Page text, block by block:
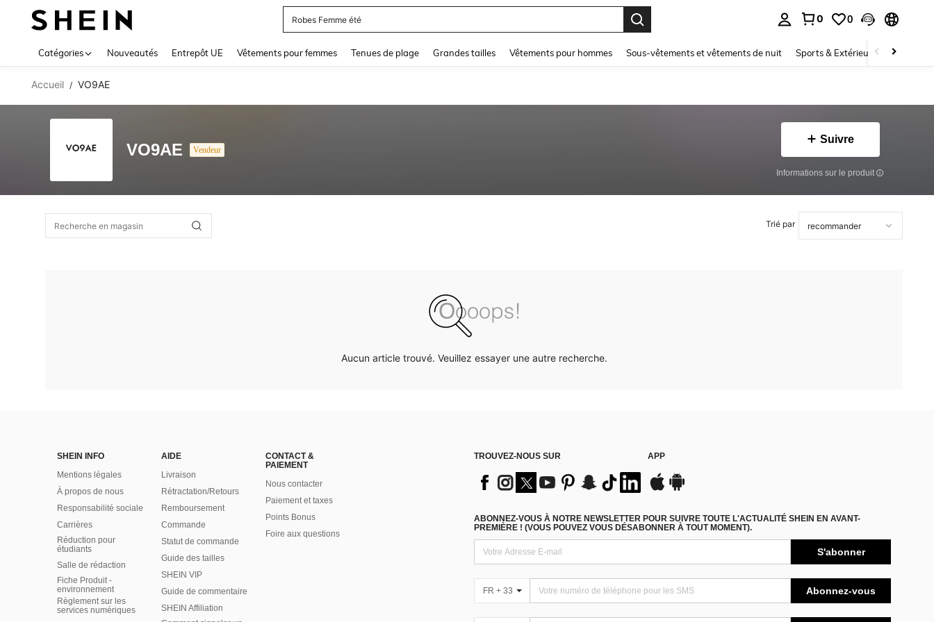
Robes Femme été
0 0
Catégories Nouveautés Entrepôt UE Vêtements pour femmes Tenues de plage Grandes tailles Vêtements pour hommes Sous-vêtements et vêtements de nuit Sports & Extérieur Enfants
Accueil / VO9AE
VO9AE Vendeur
Suivre
Informations sur le produit
Trié par
Aucun article trouvé. Veuillez essayer une autre recherche.
SHEIN INFO
Mentions légales
À propos de nous
Responsabilité sociale
Carrières
Réduction pour
étudiants
Salle de rédaction
Fiche Produit -
environnement
Règlement sur les
services numériques
AIDE
Livraison
Rétractation/Retours
Remboursement
Commande
Statut de commande
Guide des tailles
SHEIN VIP
Guide de commentaire
SHEIN Affiliation
CONTACT &
PAIEMENT
Nous contacter
Paiement et taxes
Points Bonus
Foire aux questions
TROUVEZ-NOUS SUR APP
ABONNEZ-VOUS À NOTRE NEWSLETTER POUR SUIVRE TOUTE L'ACTUALITÉ SHEIN EN AVANT-
PREMIÈRE ! (VOUS POUVEZ VOUS DÉSABONNER À TOUT MOMENT).
S'abonner
FR + 33 Abonnez-vous